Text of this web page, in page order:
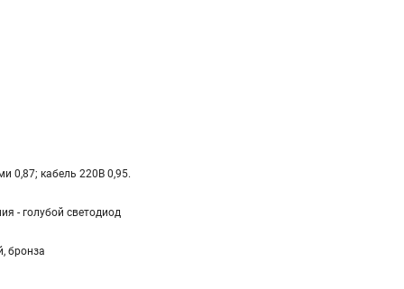
0,87; кабель 220В 0,95.
- голубой светодиод
бронза